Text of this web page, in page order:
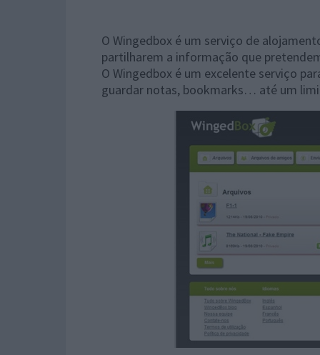
O Wingedbox é um serviço de
partilharem a informação que
O Wingedbox é um excelente serviço
guardar notas, bookmarks… até um